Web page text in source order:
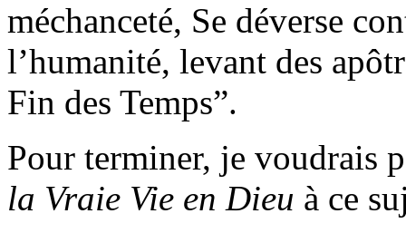
méchanceté, Se déverse
l’humanité, levant des
Fin des Temps”.
Pour terminer, je voudrais
la Vraie Vie en Dieu à ce